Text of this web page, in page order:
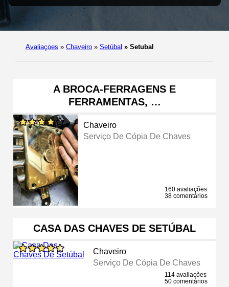
Avaliaçoes » Chaveiro » Setúbal » Setubal
A BROCA-FERRAGENS E
FERRAMENTAS, …
Chaveiro
Serviço De Cópia De Chaves
160 avaliações
38 comentários
CASA DAS CHAVES DE SETÚBAL
Chaveiro
Serviço De Cópia De Chaves
114 avaliações
50 comentários